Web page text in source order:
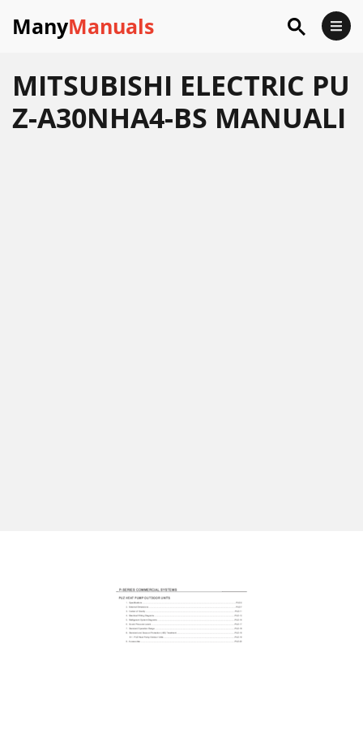
ManyManuals
MITSUBISHI ELECTRIC PU
Z-A30NHA4-BS MANUALI